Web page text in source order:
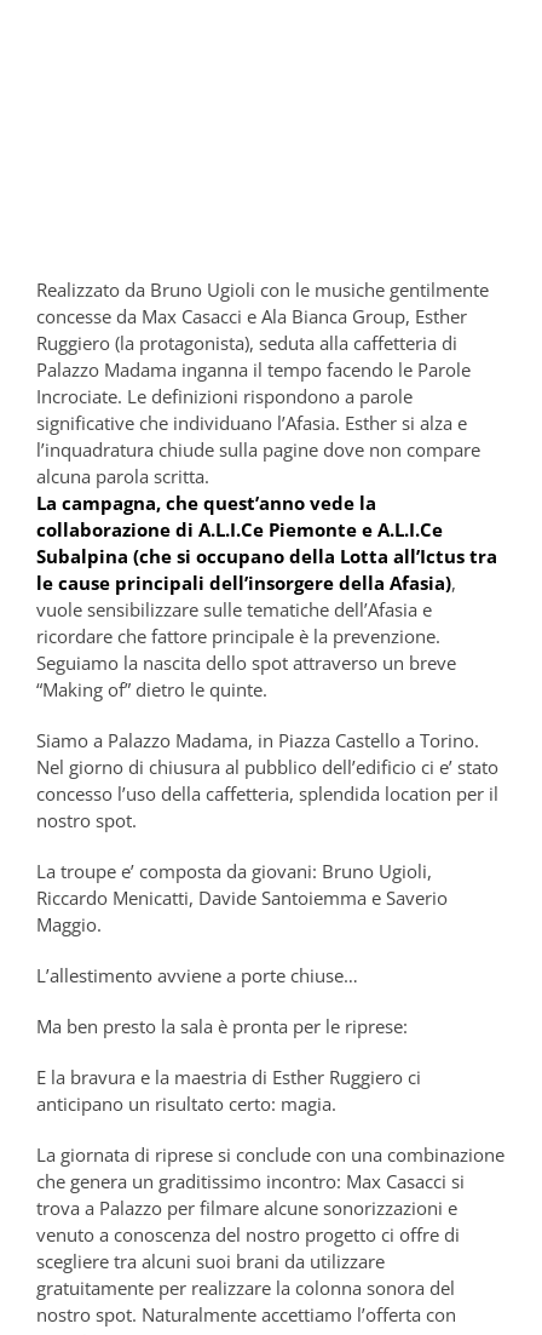
Realizzato da Bruno Ugioli con le musiche gentilmente
concesse da Max Casacci e Ala Bianca Group, Esther
Ruggiero (la protagonista), seduta alla caffetteria di
Palazzo Madama inganna il tempo facendo le Parole
Incrociate. Le definizioni rispondono a parole
significative che individuano l’Afasia. Esther si alza e
l’inquadratura chiude sulla pagine dove non compare
alcuna parola scritta.
La campagna, che quest’anno vede la
collaborazione di A.L.I.Ce Piemonte e A.L.I.Ce
Subalpina (che si occupano della Lotta all’Ictus tra
le cause principali dell’insorgere della Afasia),
vuole sensibilizzare sulle tematiche dell’Afasia e
ricordare che fattore principale è la prevenzione.
Seguiamo la nascita dello spot attraverso un breve
“Making of” dietro le quinte.
Siamo a Palazzo Madama, in Piazza Castello a Torino.
Nel giorno di chiusura al pubblico dell’edificio ci e’ stato
concesso l’uso della caffetteria, splendida location per il
nostro spot.
La troupe e’ composta da giovani: Bruno Ugioli,
Riccardo Menicatti, Davide Santoiemma e Saverio
Maggio.
L’allestimento avviene a porte chiuse…
Ma ben presto la sala è pronta per le riprese:
E la bravura e la maestria di Esther Ruggiero ci
anticipano un risultato certo: magia.
La giornata di riprese si conclude con una combinazione
che genera un graditissimo incontro: Max Casacci si
trova a Palazzo per filmare alcune sonorizzazioni e
venuto a conoscenza del nostro progetto ci offre di
scegliere tra alcuni suoi brani da utilizzare
gratuitamente per realizzare la colonna sonora del
nostro spot. Naturalmente accettiamo l’offerta con